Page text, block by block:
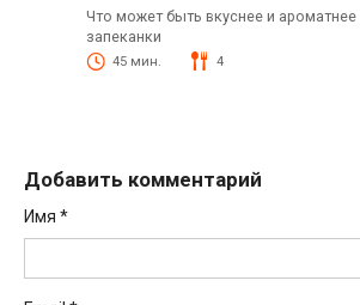
Что может быть вкуснее и ароматнее
запеканки
45 мин. 4
Добавить комментарий
Имя *